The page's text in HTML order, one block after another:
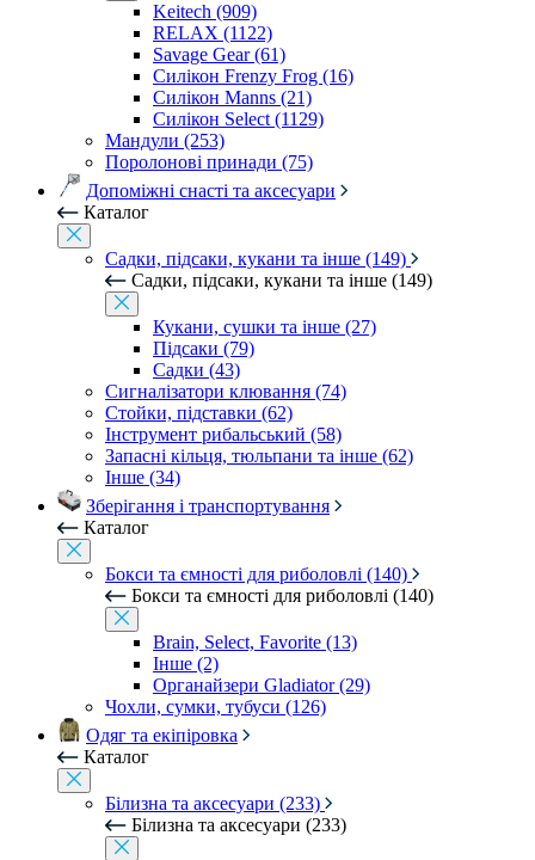
Keitech (909)
RELAX (1122)
Savage Gear (61)
Силікон Frenzy Frog (16)
Силікон Manns (21)
Силікон Select (1129)
Мандули (253)
Поролонові принади (75)
Допоміжні снасті та аксесуари
Каталог
Садки, підсаки, кукани та інше (149)
Садки, підсаки, кукани та інше (149)
Кукани, сушки та інше (27)
Підсаки (79)
Садки (43)
Сигналізатори клювання (74)
Стойки, підставки (62)
Інструмент рибальський (58)
Запасні кільця, тюльпани та інше (62)
Інше (34)
Зберігання і транспортування
Каталог
Бокси та ємності для риболовлі (140)
Бокси та ємності для риболовлі (140)
Brain, Select, Favorite (13)
Інше (2)
Органайзери Gladiator (29)
Чохли, сумки, тубуси (126)
Одяг та екіпіровка
Каталог
Білизна та аксесуари (233)
Білизна та аксесуари (233)